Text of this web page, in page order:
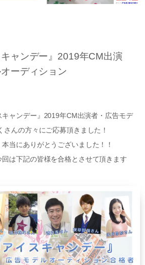
キャンデー』2019年CM出演
ーディション
キャンデー』2019年CM出演者・広告モデ
さんの方々にご応募頂きました！
当にありがとうございました！！
は下記の皆様を合格とさせて頂きます